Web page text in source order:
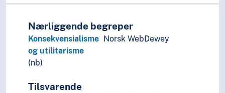
Nærliggende begreper
Konsekvensialisme
og utilitarisme
(nb)
Norsk WebDewey
Tilsvarende